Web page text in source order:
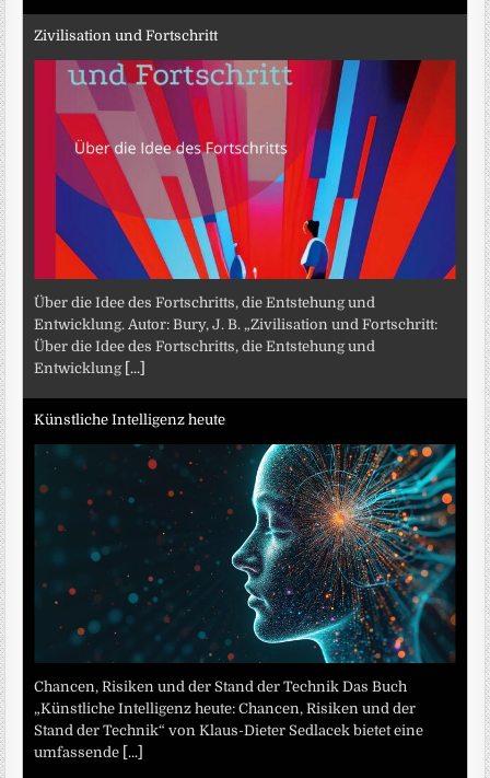
Zivilisation und Fortschritt
Über die Idee des Fortschritts, die Entstehung und
Entwicklung. Autor: Bury, J. B. „Zivilisation und Fortschritt:
Über die Idee des Fortschritts, die Entstehung und
Entwicklung [...]
Künstliche Intelligenz heute
Chancen, Risiken und der Stand der Technik Das Buch
„Künstliche Intelligenz heute: Chancen, Risiken und der
Stand der Technik“ von Klaus-Dieter Sedlacek bietet eine
umfassende [...]